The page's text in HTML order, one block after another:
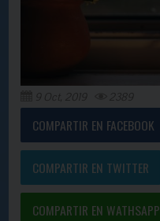
9 Oct, 2019 2389
COMPARTIR EN FACEBOOK
COMPARTIR EN TWITTER
COMPARTIR EN WATHSAPP